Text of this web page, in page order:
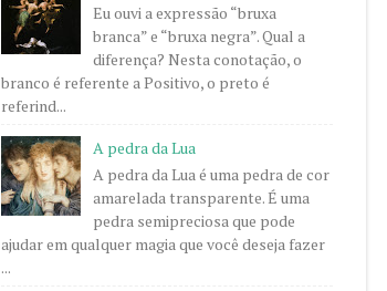
Eu ouvi a expressão “bruxa
branca” e “bruxa negra”. Qual a
diferença? Nesta conotação, o
branco é referente a Positivo, o preto é
referind...
A pedra da Lua
A pedra da Lua é uma pedra de cor
amarelada transparente. É uma
pedra semipreciosa que pode
ajudar em qualquer magia que você deseja fazer
...